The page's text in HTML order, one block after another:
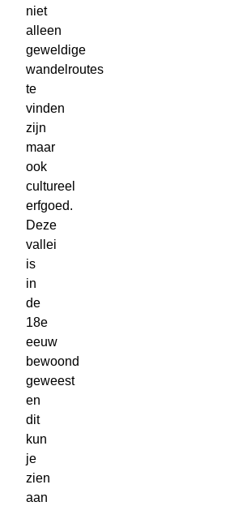
niet
alleen
geweldige
wandelroutes
te
vinden
zijn
maar
ook
cultureel
erfgoed.
Deze
vallei
is
in
de
18e
eeuw
bewoond
geweest
en
dit
kun
je
zien
aan